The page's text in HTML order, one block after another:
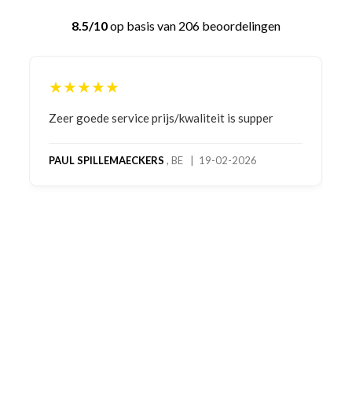
8.5/10op basis van 206 beoordelingen
★★★★★
Bestelling gedaan vanwege goede prijzen en
bestelling al ontvangen met gifts, waardoor je